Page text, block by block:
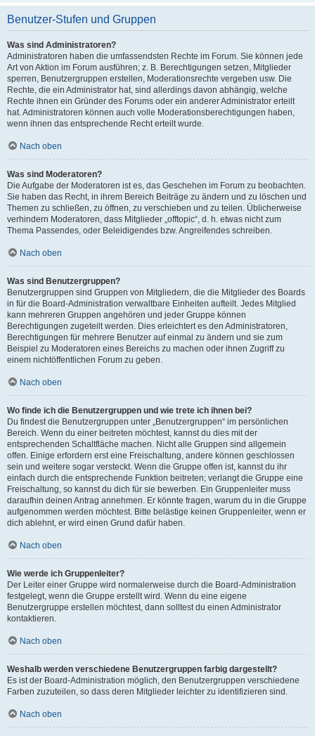
Benutzer-Stufen und Gruppen
Was sind Administratoren?
Administratoren haben die umfassendsten Rechte im Forum. Sie können jede
Art von Aktion im Forum ausführen; z. B. Berechtigungen setzen, Mitglieder
sperren, Benutzergruppen erstellen, Moderationsrechte vergeben usw. Die
Rechte, die ein Administrator hat, sind allerdings davon abhängig, welche
Rechte ihnen ein Gründer des Forums oder ein anderer Administrator erteilt
hat. Administratoren können auch volle Moderationsberechtigungen haben,
wenn ihnen das entsprechende Recht erteilt wurde.
Nach oben
Was sind Moderatoren?
Die Aufgabe der Moderatoren ist es, das Geschehen im Forum zu beobachten.
Sie haben das Recht, in ihrem Bereich Beiträge zu ändern und zu löschen und
Themen zu schließen, zu öffnen, zu verschieben und zu teilen. Üblicherweise
verhindern Moderatoren, dass Mitglieder „offtopic“, d. h. etwas nicht zum
Thema Passendes, oder Beleidigendes bzw. Angreifendes schreiben.
Nach oben
Was sind Benutzergruppen?
Benutzergruppen sind Gruppen von Mitgliedern, die die Mitglieder des Boards
in für die Board-Administration verwaltbare Einheiten aufteilt. Jedes Mitglied
kann mehreren Gruppen angehören und jeder Gruppe können
Berechtigungen zugeteilt werden. Dies erleichtert es den Administratoren,
Berechtigungen für mehrere Benutzer auf einmal zu ändern und sie zum
Beispiel zu Moderatoren eines Bereichs zu machen oder ihnen Zugriff zu
einem nichtöffentlichen Forum zu geben.
Nach oben
Wo finde ich die Benutzergruppen und wie trete ich ihnen bei?
Du findest die Benutzergruppen unter „Benutzergruppen“ im persönlichen
Bereich. Wenn du einer beitreten möchtest, kannst du dies mit der
entsprechenden Schaltfläche machen. Nicht alle Gruppen sind allgemein
offen. Einige erfordern erst eine Freischaltung, andere können geschlossen
sein und weitere sogar versteckt. Wenn die Gruppe offen ist, kannst du ihr
einfach durch die entsprechende Funktion beitreten; verlangt die Gruppe eine
Freischaltung, so kannst du dich für sie bewerben. Ein Gruppenleiter muss
daraufhin deinen Antrag annehmen. Er könnte fragen, warum du in die Gruppe
aufgenommen werden möchtest. Bitte belästige keinen Gruppenleiter, wenn er
dich ablehnt, er wird einen Grund dafür haben.
Nach oben
Wie werde ich Gruppenleiter?
Der Leiter einer Gruppe wird normalerweise durch die Board-Administration
festgelegt, wenn die Gruppe erstellt wird. Wenn du eine eigene
Benutzergruppe erstellen möchtest, dann solltest du einen Administrator
kontaktieren.
Nach oben
Weshalb werden verschiedene Benutzergruppen farbig dargestellt?
Es ist der Board-Administration möglich, den Benutzergruppen verschiedene
Farben zuzuteilen, so dass deren Mitglieder leichter zu identifizieren sind.
Nach oben